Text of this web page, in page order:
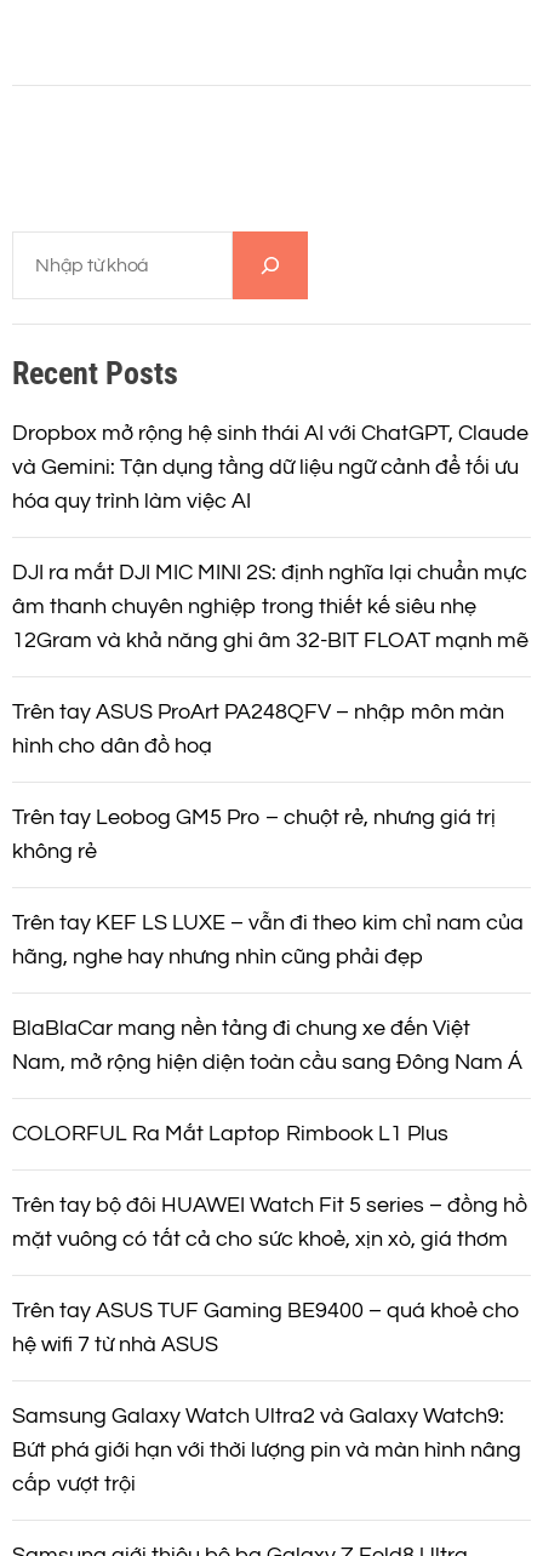
m
i
m
Recent Posts
Dropbox mở rộng hệ sinh thái AI với ChatGPT, Claude
và Gemini: Tận dụng tầng dữ liệu ngữ cảnh để tối ưu
hóa quy trình làm việc AI
DJI ra mắt DJI MIC MINI 2S: định nghĩa lại chuẩn mực
âm thanh chuyên nghiệp trong thiết kế siêu nhẹ
12Gram và khả năng ghi âm 32-BIT FLOAT mạnh mẽ
Trên tay ASUS ProArt PA248QFV – nhập môn màn
hình cho dân đồ hoạ
Trên tay Leobog GM5 Pro – chuột rẻ, nhưng giá trị
không rẻ
Trên tay KEF LS LUXE – vẫn đi theo kim chỉ nam của
hãng, nghe hay nhưng nhìn cũng phải đẹp
BlaBlaCar mang nền tảng đi chung xe đến Việt
Nam, mở rộng hiện diện toàn cầu sang Đông Nam Á
COLORFUL Ra Mắt Laptop Rimbook L1 Plus
Trên tay bộ đôi HUAWEI Watch Fit 5 series – đồng hồ
mặt vuông có tất cả cho sức khoẻ, xịn xò, giá thơm
Trên tay ASUS TUF Gaming BE9400 – quá khoẻ cho
hệ wifi 7 từ nhà ASUS
Samsung Galaxy Watch Ultra2 và Galaxy Watch9:
Bứt phá giới hạn với thời lượng pin và màn hình nâng
cấp vượt trội